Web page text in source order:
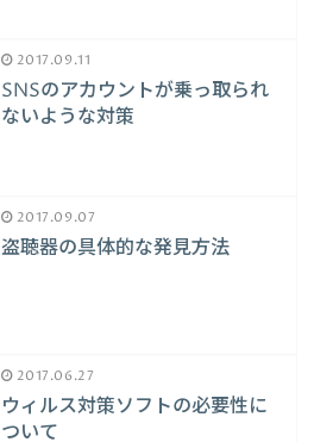
2017.09.11
SNSのアカウントが乗っ取られ
ないような対策
2017.09.07
盗聴器の具体的な発見方法
2017.06.27
ウィルス対策ソフトの必要性に
ついて